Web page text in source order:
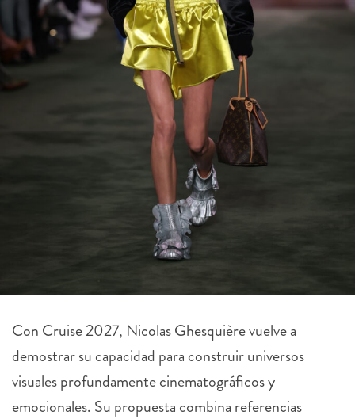
Con Cruise 2027, Nicolas Ghesquière vuelve a
demostrar su capacidad para construir universos
visuales profundamente cinematográficos y
emocionales. Su propuesta combina referencias